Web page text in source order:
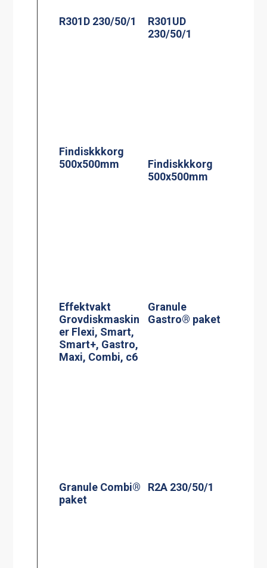
R301D 230/50/1
R301UD
230/50/1
Findiskkkorg
500x500mm
Findiskkkorg
500x500mm
Effektvakt
Grovdiskmaskin
er Flexi, Smart,
Smart+, Gastro,
Maxi, Combi, c6
Granule
Gastro® paket
Granule Combi®
paket
R2A 230/50/1